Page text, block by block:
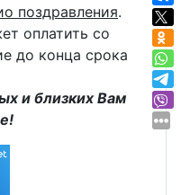
поздравления.
оплатить со
до конца срока
и близких Вам